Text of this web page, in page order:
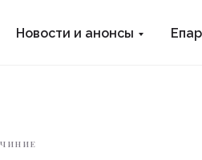
Новости и анонсы